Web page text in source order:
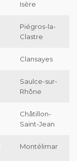
Isère
Piégros-la-
Clastre
Clansayes
Saulce-sur-
Rhône
Châtillon-
Saint-Jean
Montélimar